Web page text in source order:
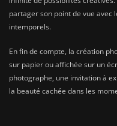
partager son point de vue avec
intemporels.
En fin de compte, la création
sur papier ou affichée sur un
photographe, une invitation à
la beauté cachée dans les